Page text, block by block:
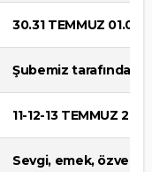
30.31 TEMMUZ 01.02
Şubemiz tarafından,
11-12-13 TEMMUZ
Sevgi, emek, özveri